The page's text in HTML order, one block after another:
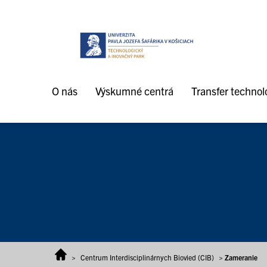
O nás Výskumné centrá Transfer
> Centrum Interdisciplinárnych Biovied (CIB) > Zameranie